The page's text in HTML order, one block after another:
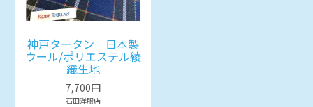
神戸タータン 日本製
ウール/ポリエステル綾
織生地
7,700円
石田洋服店